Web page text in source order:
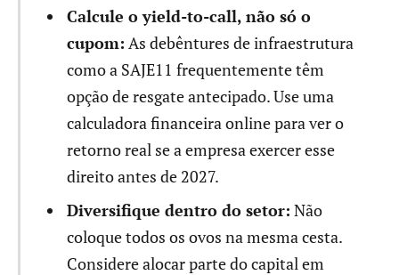
Calcule o yield-to-call, não só o
cupom: As debêntures de infraestrutura
como a SAJE11 frequentemente têm
opção de resgate antecipado. Use uma
calculadora financeira online para ver o
retorno real se a empresa exercer esse
direito antes de 2027.
Diversifique dentro do setor: Não
coloque todos os ovos na mesma cesta.
Considere alocar parte do capital em